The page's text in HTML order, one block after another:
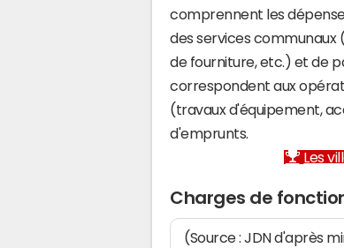
comprennent les
des services communaux
de fourniture, etc.) et de
correspondent aux
(travaux d'équipement,
d'emprunts.
Les
Charges de
(Source : JDN d'après